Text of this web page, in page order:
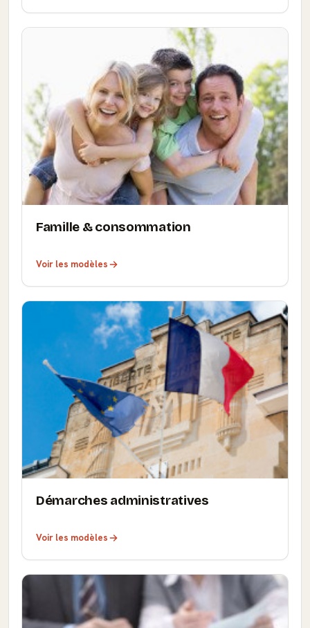
Famille & consommation
Voir les modèles
Démarches administratives
Voir les modèles